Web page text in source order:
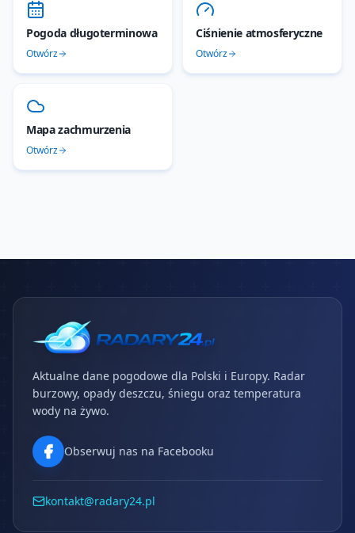
Pogoda długoterminowa
Otwórz
Ciśnienie atmosferyczne
Otwórz
Mapa zachmurzenia
Otwórz
Aktualne dane pogodowe dla Polski i Europy. Radar
burzowy, opady deszczu, śniegu oraz temperatura
wody na żywo.
Obserwuj nas na Facebooku
kontakt@radary24.pl